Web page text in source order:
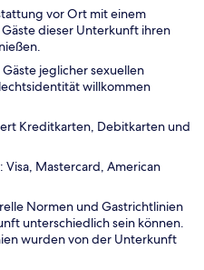
vor Ort mit einem
dieser Unterkunft ihren
jeglicher sexuellen
willkommen
Kreditkarten, Debitkarten und
Mastercard, American
Normen und Gastrichtlinien
unterschiedlich sein können.
wurden von der Unterkunft